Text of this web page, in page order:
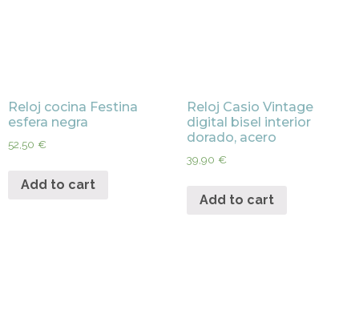
Reloj cocina Festina
esfera negra
52,50 €
Add to cart
Reloj Casio Vintage
digital bisel interior
dorado, acero
39,90 €
Add to cart